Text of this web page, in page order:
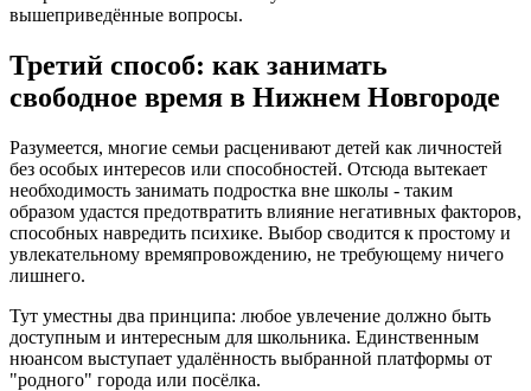
вышеприведённые вопросы.
Третий способ: как занимать
свободное время в Нижнем Новгороде
Разумеется, многие семьи расценивают детей как личностей
без особых интересов или способностей. Отсюда вытекает
необходимость занимать подростка вне школы - таким
образом удастся предотвратить влияние негативных факторов,
способных навредить психике. Выбор сводится к простому и
увлекательному времяпровождению, не требующему ничего
лишнего.
Тут уместны два принципа: любое увлечение должно быть
доступным и интересным для школьника. Единственным
нюансом выступает удалённость выбранной платформы от
"родного" города или посёлка.